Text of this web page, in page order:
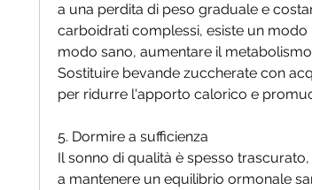
a una perdita di peso graduale e
carboidrati complessi, esiste un
modo sano, aumentare il
Sostituire bevande zuccherate con
per ridurre l'apporto calorico e
5. Dormire a sufficienza
Il sonno di qualità è spesso
a mantenere un equilibrio ormonale